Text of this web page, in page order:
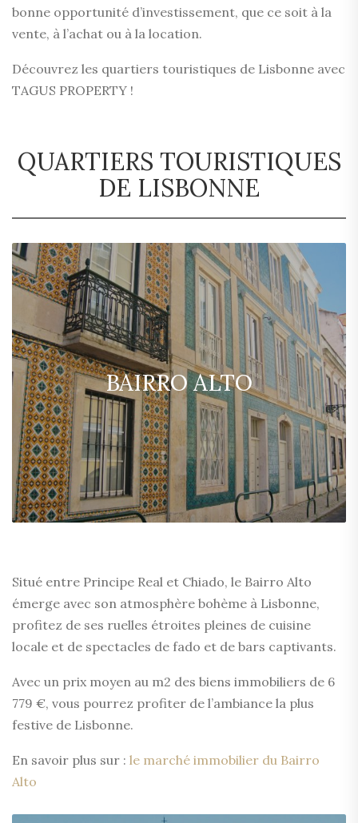
bonne opportunité d’investissement, que ce soit à la
vente, à l’achat ou à la location.
Découvrez les quartiers touristiques de Lisbonne avec
TAGUS PROPERTY !
QUARTIERS TOURISTIQUES
DE LISBONNE
BAIRRO ALTO
Situé entre Principe Real et Chiado, le Bairro Alto
émerge avec son atmosphère bohème à Lisbonne,
profitez de ses ruelles étroites pleines de cuisine
locale et de spectacles de fado et de bars captivants.
Avec un prix moyen au m2 des biens immobiliers de 6
779 €, vous pourrez profiter de l’ambiance la plus
festive de Lisbonne.
En savoir plus sur : le marché immobilier du Bairro
Alto